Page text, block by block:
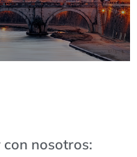
nosotros: